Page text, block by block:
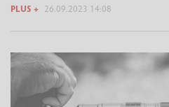
PLUS + 26.09.2023 14:08